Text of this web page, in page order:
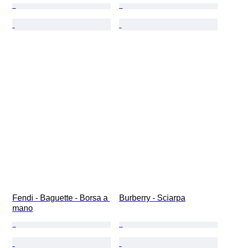
Fendi - Baguette - Borsa a
mano
Burberry - Sciarpa